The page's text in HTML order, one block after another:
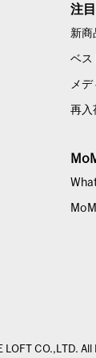
注
新商
ベス
メデ
再入
LOFT CO.,LTD.